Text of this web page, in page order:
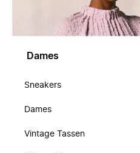
Dames
Sneakers
Dames
Vintage Tassen